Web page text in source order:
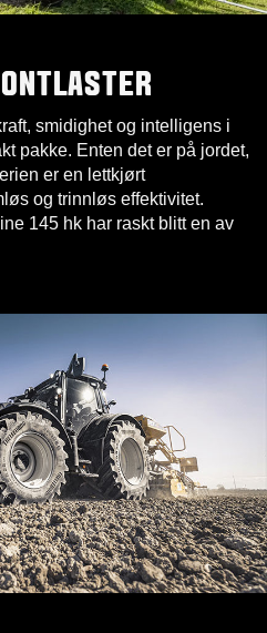
smidighet og intelligens i
pakke. Enten det er på jordet,
er en lettkjørt
og trinnløs effektivitet.
145 hk har raskt blitt en av